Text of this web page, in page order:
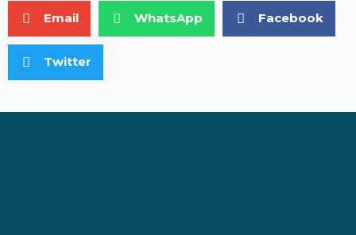
Email WhatsApp Facebook
Twitter